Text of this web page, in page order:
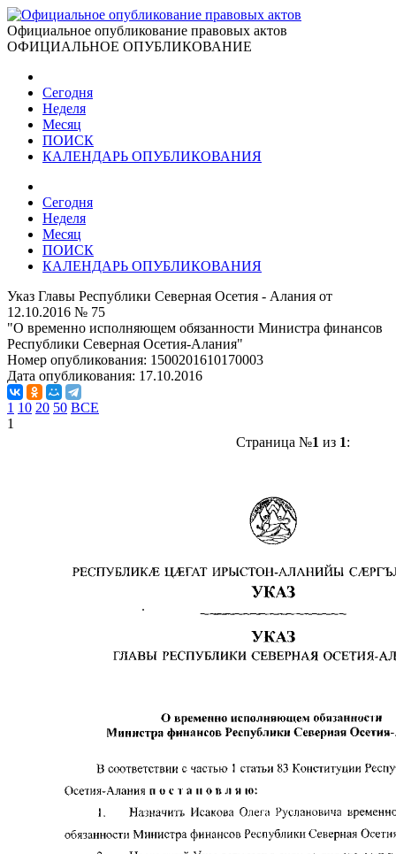
Официальное опубликование правовых актов
ОФИЦИАЛЬНОЕ ОПУБЛИКОВАНИЕ
Сегодня
Неделя
Месяц
ПОИСК
КАЛЕНДАРЬ ОПУБЛИКОВАНИЯ
Сегодня
Неделя
Месяц
ПОИСК
КАЛЕНДАРЬ ОПУБЛИКОВАНИЯ
Указ Главы Республики Северная Осетия - Алания от
12.10.2016 № 75
"О временно исполняющем обязанности Министра финансов
Республики Северная Осетия-Алания"
Номер опубликования: 1500201610170003
Дата опубликования: 17.10.2016
1 10 20 50 ВСЕ
1
Страница №1 из 1: